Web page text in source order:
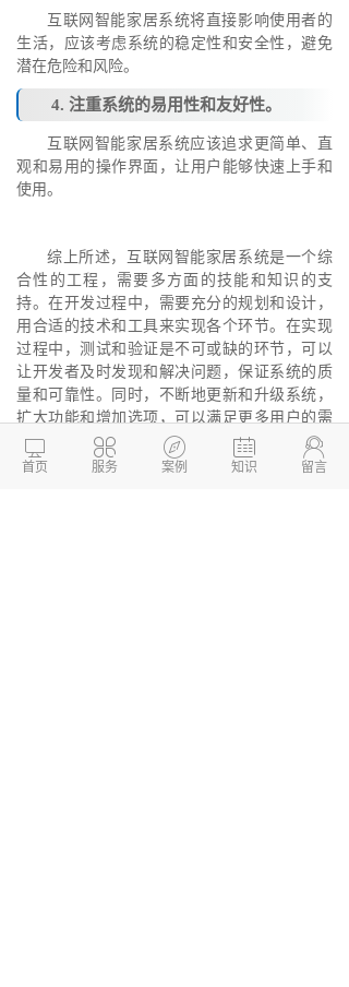
互联网智能家居系统将直接影响使用者的
生活，应该考虑系统的稳定性和安全性，避免
潜在危险和风险。
4. 注重系统的易用性和友好性。
互联网智能家居系统应该追求更简单、直
观和易用的操作界面，让用户能够快速上手和
使用。
综上所述，互联网智能家居系统是一个综
合性的工程，需要多方面的技能和知识的支
持。在开发过程中，需要充分的规划和设计，
用合适的技术和工具来实现各个环节。在实现
过程中，测试和验证是不可或缺的环节，可以
让开发者及时发现和解决问题，保证系统的质
量和可靠性。同时，不断地更新和升级系统，
扩大功能和增加选项，可以满足更多用户的需
求，提高系统在市场上的竞争力和优越性。

首页

服务

案例

知识

留言